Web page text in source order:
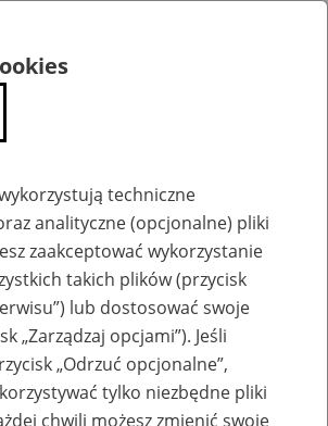
oferty pracy
techniczne
analityczne (opcjonalne) pliki
zaakceptować wykorzystanie
takich plików (przycisk
lub dostosować swoje
„Zarządzaj opcjami”). Jeśli
„Odrzuć opcjonalne”,
tylko niezbędne pliki
chwili możesz zmienić swoje